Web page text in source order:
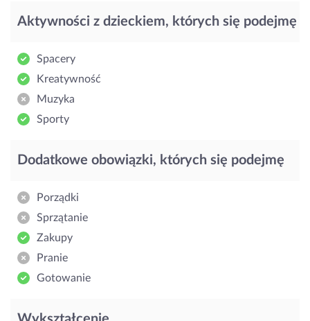
Aktywności z dzieckiem, których się podejmę
Spacery
Kreatywność
Muzyka
Sporty
Dodatkowe obowiązki, których się podejmę
Porządki
Sprzątanie
Zakupy
Pranie
Gotowanie